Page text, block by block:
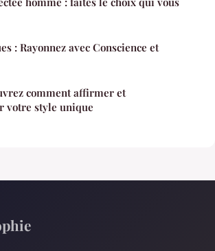
: Rayonnez avec Conscience et
comment affirmer et
votre style unique